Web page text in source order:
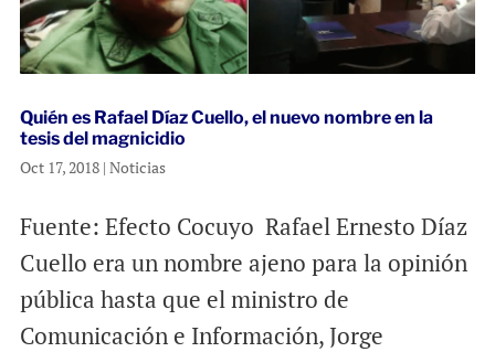
Quién es Rafael Díaz Cuello, el nuevo nombre en la
tesis del magnicidio
Oct 17, 2018| Noticias
Fuente: Efecto Cocuyo Rafael Ernesto Díaz
Cuello era un nombre ajeno para la opinión
pública hasta que el ministro de
Comunicación e Información, Jorge